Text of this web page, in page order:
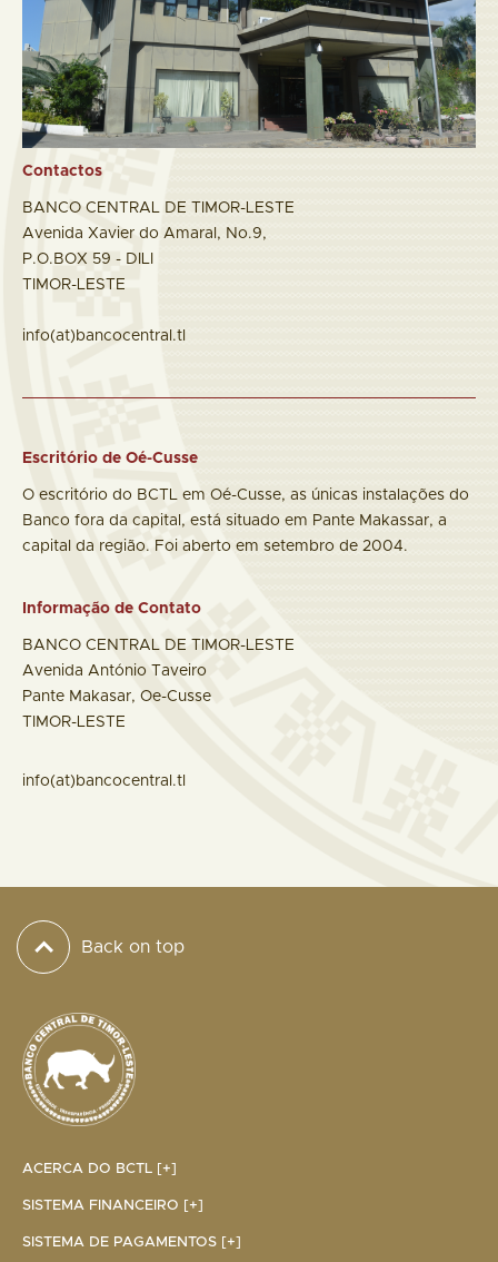
Contactos
BANCO CENTRAL DE TIMOR-LESTE
Avenida Xavier do Amaral, No.9,
P.O.BOX 59 - DILI
TIMOR-LESTE
info(at)bancocentral.tl
Escritório de Oé-Cusse
O escritório do BCTL em Oé-Cusse, as únicas instalações do
Banco fora da capital, está situado em Pante Makassar, a
capital da região. Foi aberto em setembro de 2004.
Informação de Contato
BANCO CENTRAL DE TIMOR-LESTE
Avenida António Taveiro
Pante Makasar, Oe-Cusse
TIMOR-LESTE
info(at)bancocentral.tl
Back on top
ACERCA DO BCTL [+]
SISTEMA FINANCEIRO [+]
SISTEMA DE PAGAMENTOS [+]